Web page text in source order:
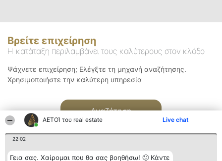
ΑΕΤΟΊ του real estate Live chat
22:02
Γεια σας. Χαίρομαι που θα σας βοηθήσω! 🙂 Κάντε
Βρείτε επιχείρηση
Η κατάταξη περιλαμβάνει τους καλύτερους στον κλάδο
Ψάχνετε επιχείρηση; Ελέγξτε τη μηχανή αναζήτησης.
Χρησιμοποιήστε την καλύτερη υπηρεσία
Αναζήτηση